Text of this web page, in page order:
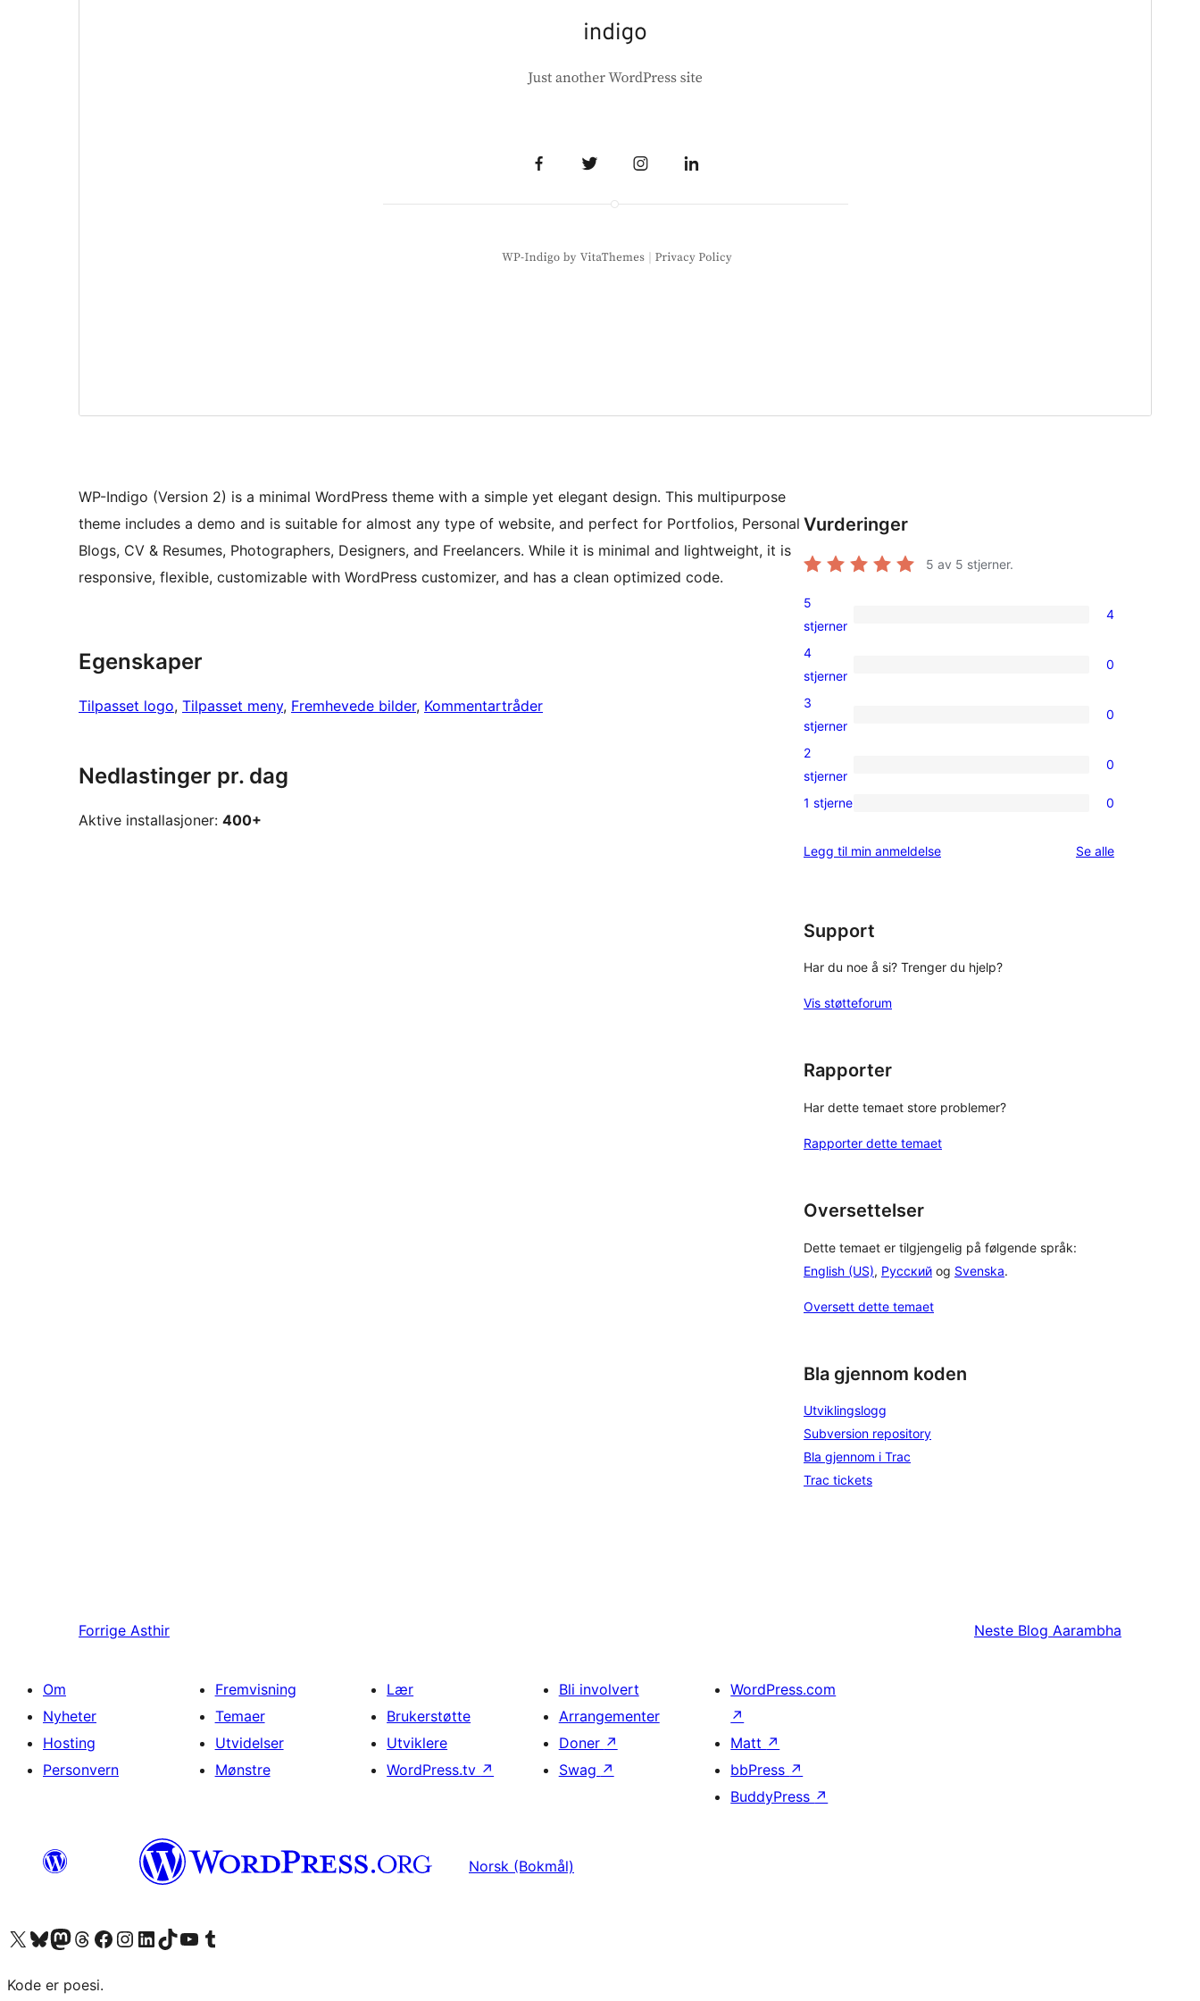
WP-Indigo (Version 2) is a minimal WordPress theme with a simple yet elegant design. This multipurpose
theme includes a demo and is suitable for almost any type of website, and perfect for Portfolios, Personal
Blogs, CV & Resumes, Photographers, Designers, and Freelancers. While it is minimal and lightweight, it is
responsive, flexible, customizable with WordPress customizer, and has a clean optimized code.
Egenskaper
Tilpasset logo, Tilpasset meny, Fremhevede bilder, Kommentartråder
Nedlastinger pr. dag
Aktive installasjoner: 400+
Vurderinger
5 av 5 stjerner.
4
5-
star
5
stjerner
4
0
4-
star
4
stjerner
0
0
3-
star
3
stjerner
0
0
2-
reviews
2
stjerner
0
0
star
1 stjerne 0
Legg til min anmeldelse Se alleomtalene
Support
Har du noe å si? Trenger du hjelp?
Vis støtteforum
Rapporter
Har dette temaet store problemer?
Rapporter dette temaet
Oversettelser
Dette temaet er tilgjengelig på følgende språk:
English (US), Русский og Svenska.
Oversett dette temaet
Bla gjennom koden
Utviklingslogg
Subversion repository
Bla gjennom i Trac
Trac tickets
Forrige Asthir Neste Blog Aarambha
Om
Nyheter
Hosting
Personvern
Fremvisning
Temaer
Utvidelser
Mønstre
Lær
Brukerstøtte
Utviklere
WordPress.tv ↗
Bli involvert
Arrangementer
Doner ↗
Swag ↗
WordPress.com
↗
Matt ↗
bbPress ↗
BuddyPress ↗
Norsk (Bokmål)
Besøk vår konto på X Visit our Bluesky account
Besøk vår Mastodon-konto
Visit our Threads account
Besøk vår Facebook-sideBesøk vår Instagram-konto
Besøk vår LinkedIn-konto
Visit our TikTok account
Visit our YouTube channel
Visit our Tumblr account
Kode er poesi.